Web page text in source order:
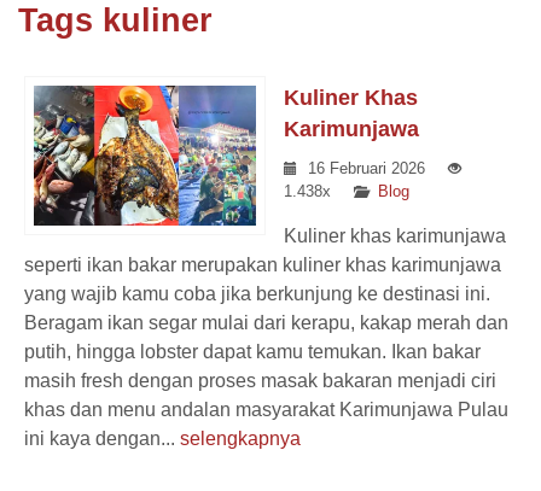
Tags kuliner
Kuliner Khas
Karimunjawa
16 Februari 2026
1.438x
Blog
Kuliner khas karimunjawa
seperti ikan bakar merupakan kuliner khas karimunjawa
yang wajib kamu coba jika berkunjung ke destinasi ini.
Beragam ikan segar mulai dari kerapu, kakap merah dan
putih, hingga lobster dapat kamu temukan. Ikan bakar
masih fresh dengan proses masak bakaran menjadi ciri
khas dan menu andalan masyarakat Karimunjawa Pulau
ini kaya dengan... selengkapnya